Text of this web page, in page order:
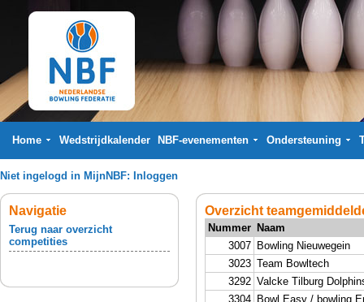
Home Wedstrijdkalender NBF-evenementen Ondersteuning
Niet ingelogd in MijnNBF: Inloggen
Navigatie
Terug naar overzicht
competities
Overzicht
Nummer Naam
3007 Bowling Nieuwegein
3023 Team Bowltech
3292 Valcke Tilburg
3304 Bowl Easy / bowling